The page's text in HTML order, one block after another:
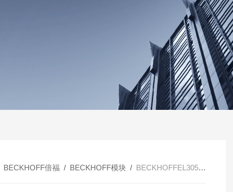
BECKHOFF倍福 / BECKHOFF模块/ BECKHOFFEL3054模块